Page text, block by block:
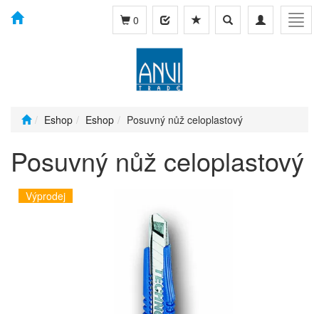
Toggle
navigation
Toggle
search
0
Eshop Eshop Posuvný nůž celoplastový
Posuvný nůž celoplastový
Výprodej